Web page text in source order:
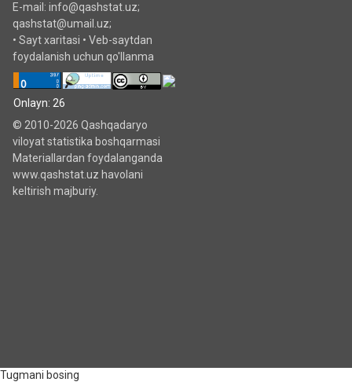
E-mail: info@qashstat.uz;
qashstat@umail.uz;
• Sayt xaritasi • Veb-saytdan
foydalanish uchun qo'llanma
Onlayn: 26
© 2010-2026 Qashqadaryo
viloyat statistika boshqarmasi
Materiallardan foydalanganda
www.qashstat.uz havolani
keltirish majburiy.
Tugmani bosing